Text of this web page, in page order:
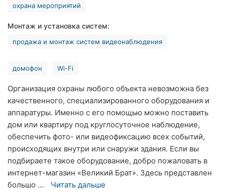
Запорожье
Кривой
Рог
Николаев
Херсон
Полтава
охрана мероприятий
Монтаж и установка систем:
продажа и монтаж систем видеонаблюдения
домофон Wi-Fi
Организация охраны любого объекта невозможна без
качественного, специализированного оборудования и
аппаратуры. Именно с его помощью можно поставить
дом или квартиру под круглосуточное наблюдение,
обеспечить фото- или видеофиксацию всех событий,
происходящих внутри или снаружи здания. Если вы
подбираете такое оборудование, добро пожаловать в
интернет-магазин «Великий Брат». Здесь представлен
большо ...
Читать дальше